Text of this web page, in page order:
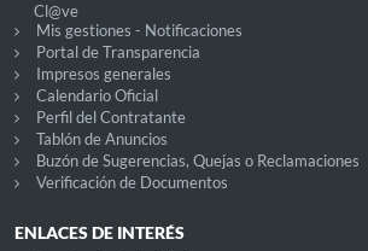
Cl@ve
Mis gestiones - Notificaciones
Portal de Transparencia
Impresos generales
Calendario Oficial
Perfil del Contratante
Tablón de Anuncios
Buzón de Sugerencias, Quejas o Reclamaciones
Verificación de Documentos
ENLACES DE INTERÉS